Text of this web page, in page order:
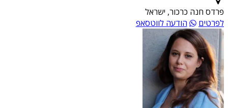
פרדס חנה כרכור, ישראל
לפרטים
הודעה לווטסאפ